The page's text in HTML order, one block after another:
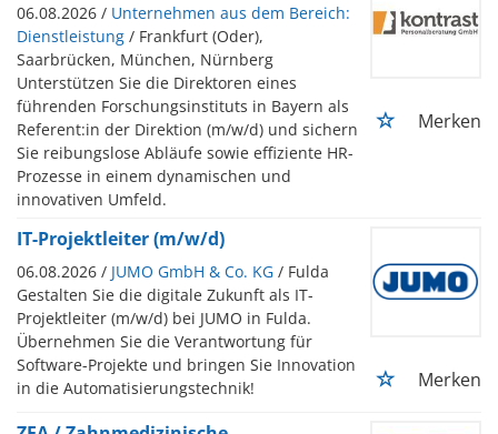
06.08.2026 / Unternehmen aus dem Bereich:
Dienstleistung / Frankfurt (Oder),
Saarbrücken, München, Nürnberg
Unterstützen Sie die Direktoren eines
führenden Forschungsinstituts in Bayern als
Referent:in der Direktion (m/w/d) und sichern
Sie reibungslose Abläufe sowie effiziente HR-
Prozesse in einem dynamischen und
innovativen Umfeld.
Merken
IT-Projektleiter (m/w/d)
06.08.2026 / JUMO GmbH & Co. KG / Fulda
Gestalten Sie die digitale Zukunft als IT-
Projektleiter (m/w/d) bei JUMO in Fulda.
Übernehmen Sie die Verantwortung für
Software-Projekte und bringen Sie Innovation
in die Automatisierungstechnik!
Merken